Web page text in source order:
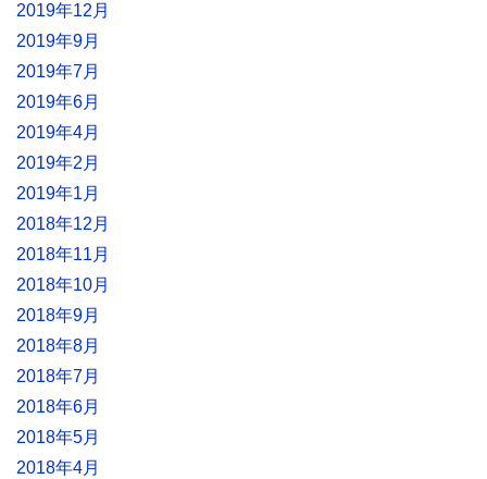
2019年12月
2019年9月
2019年7月
2019年6月
2019年4月
2019年2月
2019年1月
2018年12月
2018年11月
2018年10月
2018年9月
2018年8月
2018年7月
2018年6月
2018年5月
2018年4月